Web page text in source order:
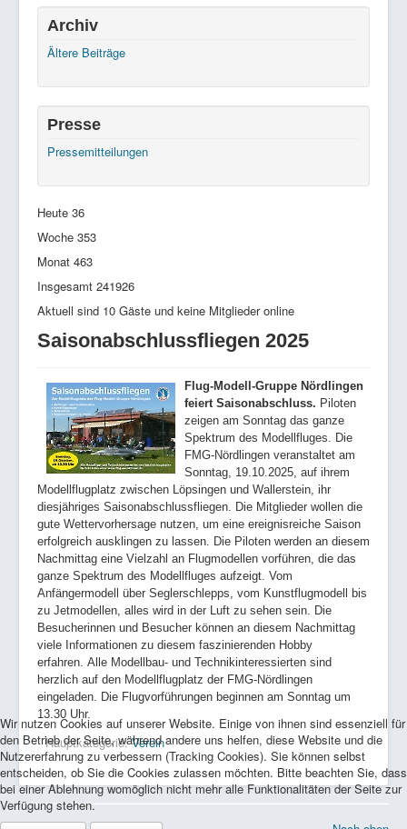
Archiv
Ältere Beiträge
Presse
Pressemitteilungen
Heute 36
Woche 353
Monat 463
Insgesamt 241926
Aktuell sind 10 Gäste und keine Mitglieder online
Saisonabschlussfliegen 2025
Flug-Modell-Gruppe Nördlingen
feiert Saisonabschluss. Piloten
zeigen am Sonntag das ganze
Spektrum des Modellfluges. Die
FMG-Nördlingen veranstaltet am
Sonntag, 19.10.2025, auf ihrem
Modellflugplatz zwischen Löpsingen und Wallerstein, ihr
diesjähriges Saisonabschlussfliegen. Die Mitglieder wollen die
gute Wettervorhersage nutzen, um eine ereignisreiche Saison
erfolgreich ausklingen zu lassen. Die Piloten werden an diesem
Nachmittag eine Vielzahl an Flugmodellen vorführen, die das
ganze Spektrum des Modellfluges aufzeigt. Vom
Anfängermodell über Seglerschlepps, vom Kunstflugmodell bis
zu Jetmodellen, alles wird in der Luft zu sehen sein. Die
Besucherinnen und Besucher können an diesem Nachmittag
viele Informationen zu diesem faszinierenden Hobby
erfahren. Alle Modellbau- und Technikinteressierten sind
herzlich auf den Modellflugplatz der FMG-Nördlingen
eingeladen. Die Flugvorführungen beginnen am Sonntag um
13.30 Uhr.
Hauptkategorie:Verein
Wir nutzen Cookies auf unserer Website. Einige von ihnen sind essenziell für
den Betrieb der Seite, während andere uns helfen, diese Website und die
Nutzererfahrung zu verbessern (Tracking Cookies). Sie können selbst
entscheiden, ob Sie die Cookies zulassen möchten. Bitte beachten Sie, dass
bei einer Ablehnung womöglich nicht mehr alle Funktionalitäten der Seite zur
Verfügung stehen.